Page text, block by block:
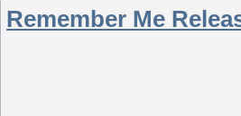
Remember Me